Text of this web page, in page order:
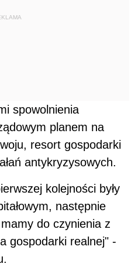
spowolnienia
planem na
resort gospodarki
antykryzysowych.
kolejności były
następnie
do czynienia z
gospodarki realnej" -